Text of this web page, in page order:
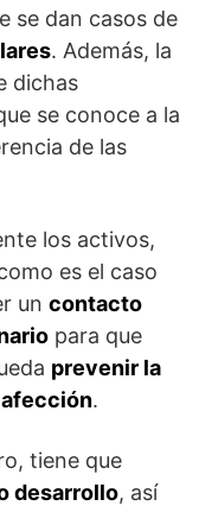
se dan casos de
. Además, la
dichas
se conoce a la
de las
los activos,
es el caso
un contacto
para que
prevenir la
.
tiene que
desarrollo, así